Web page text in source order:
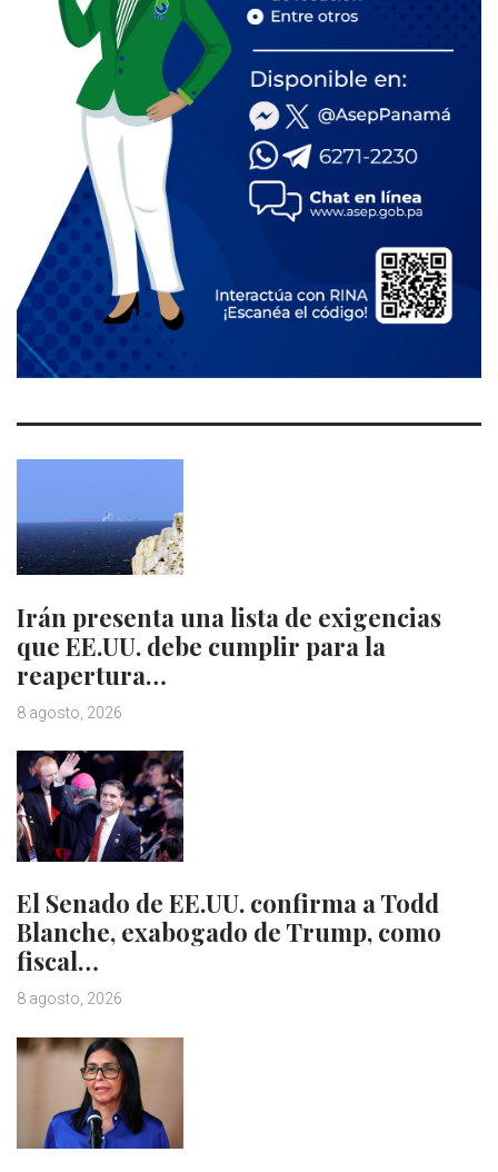
Irán presenta una lista de exigencias
que EE.UU. debe cumplir para la
reapertura…
8 agosto, 2026
El Senado de EE.UU. confirma a Todd
Blanche, exabogado de Trump, como
fiscal…
8 agosto, 2026